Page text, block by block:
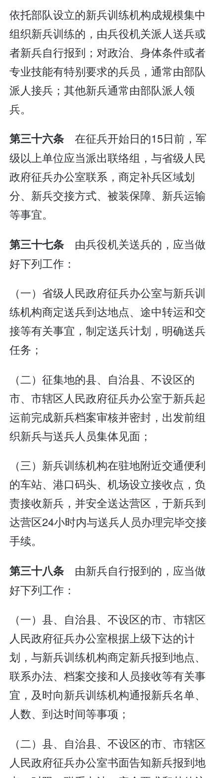
依托部队设立的新兵训练机构成规模集中
组织新兵训练的，由兵役机关派人送兵或
者新兵自行报到；对政治、身体条件或者
专业技能有特别要求的兵员，通常由部队
派人接兵；其他新兵通常由部队派人领
兵。
第三十六条 在征兵开始日的15日前，军
级以上单位应当派出联络组，与省级人民
政府征兵办公室联系，商定补兵区域划
分、新兵交接方式、被装保障、新兵运输
等事宜。
第三十七条 由兵役机关送兵的，应当做
好下列工作：
（一）省级人民政府征兵办公室与新兵训
练机构商定送兵到达地点、途中转运和交
接等有关事宜，制定送兵计划，明确送兵
任务；
（二）征集地的县、自治县、不设区的
市、市辖区人民政府征兵办公室于新兵起
运前完成新兵档案审核并密封，出发前组
织新兵与送兵人员集体见面；
（三）新兵训练机构在驻地附近交通便利
的车站、港口码头、机场设立接收点，负
责接收新兵，并安全送达营区，于新兵到
达营区24小时内与送兵人员办理完毕交接
手续。
第三十八条 由新兵自行报到的，应当做
好下列工作：
（一）县、自治县、不设区的市、市辖区
人民政府征兵办公室根据上级下达的计
划，与新兵训练机构商定新兵报到地点、
联系办法、档案交接和人员接收等有关事
宜，及时向新兵训练机构通报新兵名单、
人数、到达时间等事项；
（二）县、自治县、不设区的市、市辖区
人民政府征兵办公室书面告知新兵报到地